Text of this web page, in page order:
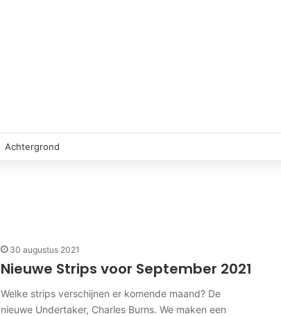
Achtergrond
30 augustus 2021
Nieuwe Strips voor September 2021
Welke strips verschijnen er komende maand? De
nieuwe Undertaker, Charles Burns. We maken een